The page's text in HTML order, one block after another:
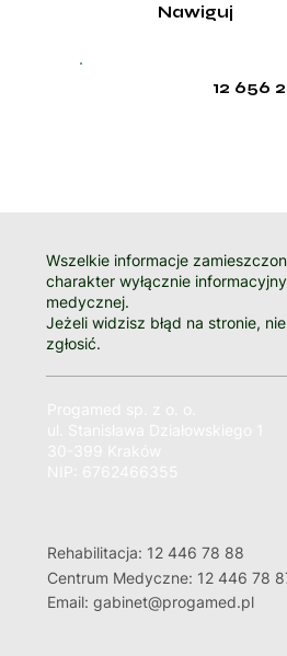
12 656
Nawiguj
Wszelkie informacje
charakter wyłącznie
medycznej.
Jeżeli widzisz błąd na stronie,
zgłosić.
Rehabilitacja: 12 446 78 88
Centrum Medyczne: 12 446 78
Email: gabinet@progamed.pl